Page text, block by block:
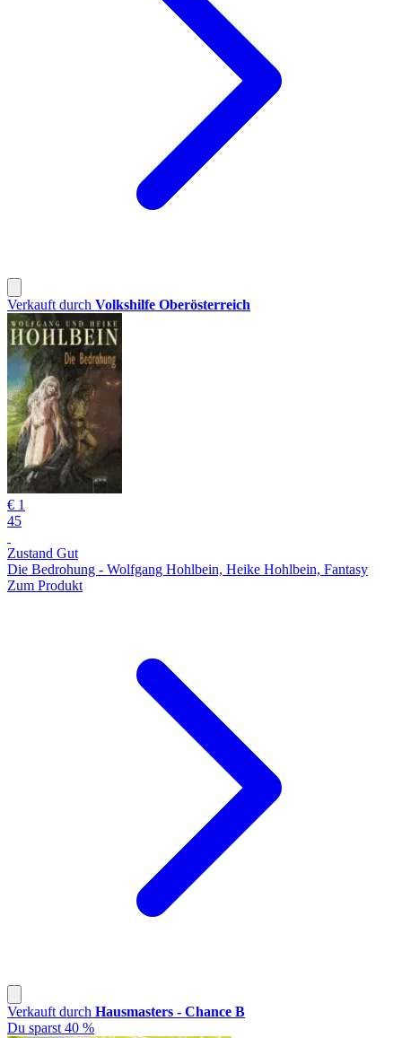
Verkauft durch Volkshilfe Oberösterreich
€ 1
45
Zustand Gut
Die Bedrohung - Wolfgang Hohlbein, Heike Hohlbein, Fantasy
Zum Produkt
Verkauft durch Hausmasters - Chance B
Du sparst 40 %